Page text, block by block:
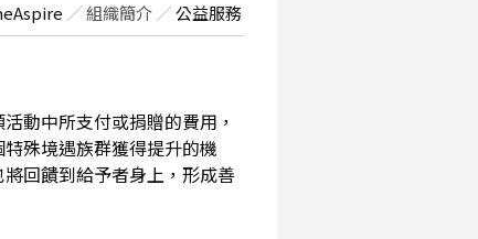
／組織簡介 ／公益服務
動中所支付或捐贈的費用，
殊境遇族群獲得提升的機
回饋到給予者身上，形成善